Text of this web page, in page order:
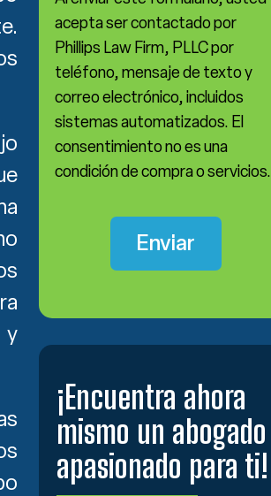
y
acepta ser contactado por
Phillips Law Firm, PLLC por
teléfono, mensaje de texto y
correo electrónico, incluidos
sistemas automatizados. El
consentimiento no es una
condición de compra o servicios.
¡Encuentra ahora
mismo un abogado
apasionado para ti!